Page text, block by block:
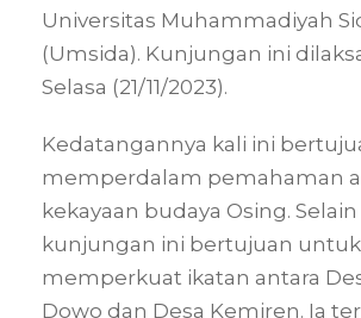
Universitas Muhammadiyah
(Umsida). Kunjungan ini
Selasa (21/11/2023).
Kedatangannya kali ini
memperdalam pemahaman
kekayaan budaya Osing.
kunjungan ini bertujuan untuk
memperkuat ikatan antara
Dowo dan Desa Kemiren. Ia